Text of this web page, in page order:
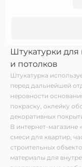
Штукатурки для
и потолков
Штукатурка
перед дальнейшей
неровности
покраску, оклейку
декоративных
В интернет-
смеси для квартир,
строительных
материалы для